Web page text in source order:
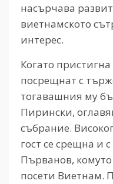
насърчава
виетнамското
интерес.
Когато
посрещнат с
тогавашния му
Пирински,
събрание.
гост се срещна и
Първанов,
посети Виетнам.